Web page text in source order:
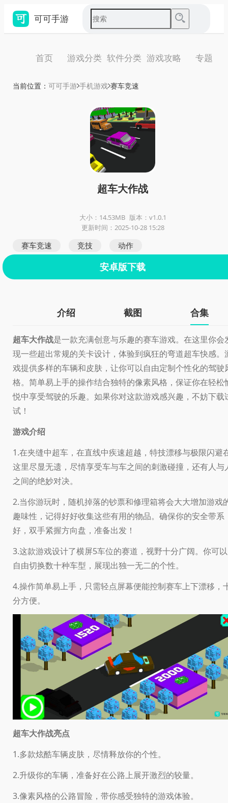
可可手游
首页 游戏分类 软件分类 游戏攻略 专题
当前位置： 可可手游 手机游戏 赛车竞速
超车大作战
大小：14.53MB 版本：v1.0.1
更新时间：2025-10-28 15:28
赛车竞速 竞技 动作
安卓版下载
介绍 截图 合集
超车大作战是一款充满创意与乐趣的赛车游戏。在这里你会
现一些超出常规的关卡设计，体验到疯狂的弯道超车快感。
戏提供多样的车辆和皮肤，让你可以自由定制个性化的驾驶
格。简单易上手的操作结合独特的像素风格，保证你在轻松
悦中享受驾驶的乐趣。如果你对这款游戏感兴趣，不妨下载
试！
游戏介绍
1.在夹缝中超车，在直线中疾速超越，特技漂移与极限闪避
这里尽显无遗，尽情享受车与车之间的刺激碰撞，还有人与
之间的绝妙对决。
2.当你游玩时，随机掉落的钞票和修理箱将会大大增加游戏
趣味性，记得好好收集这些有用的物品。确保你的安全带系
好，双手紧握方向盘，准备出发！
3.这款游戏设计了横屏5车位的赛道，视野十分广阔。你可以
自由切换数十种车型，展现出独一无二的个性。
4.操作简单易上手，只需轻点屏幕便能控制赛车上下漂移，
分方便。
超车大作战亮点
1.多款炫酷车辆皮肤，尽情释放你的个性。
2.升级你的车辆，准备好在公路上展开激烈的较量。
3.像素风格的公路冒险，带你感受独特的游戏体验。